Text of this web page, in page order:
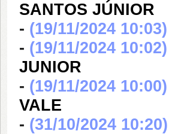
SANTOS JÚNIOR
- (19/11/2024 10:03)
- (19/11/2024 10:02)
JUNIOR
- (19/11/2024 10:00)
VALE
- (31/10/2024 10:20)